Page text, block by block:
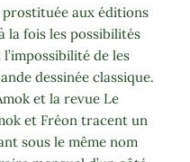
aux éditions
la fois les possibilités
de les
dessinée classique.
et la revue Le
et Fréon tracent un
sous le même nom